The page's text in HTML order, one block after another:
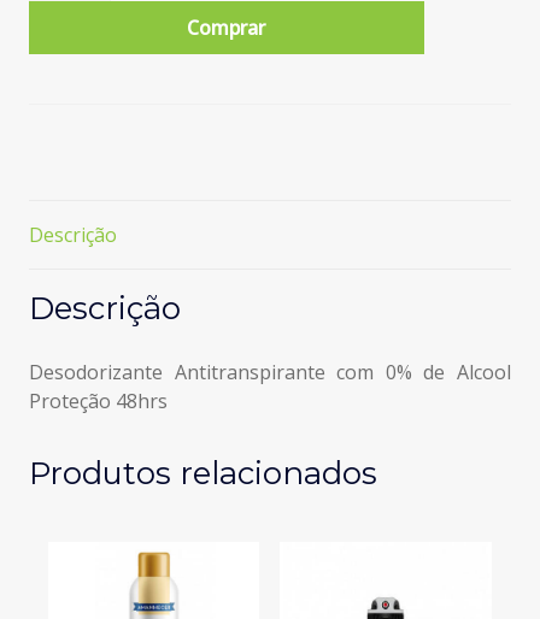
Amanhecer
Comprar
Descrição
Descrição
Desodorizante Antitranspirante com 0% de Alcool
Proteção 48hrs
Produtos relacionados